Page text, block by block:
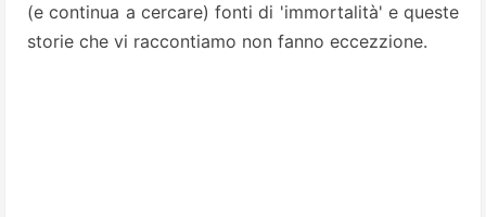
(e continua a cercare) fonti di 'immortalità' e queste
storie che vi raccontiamo non fanno eccezzione.